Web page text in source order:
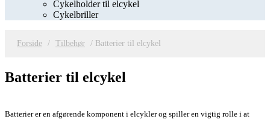
Cykelholder til elcykel
Cykelbriller
Forside / Tilbehør / Batterier til elcykel
Batterier til elcykel
Batterier er en afgørende komponent i elcykler og spiller en vigtig rolle i at